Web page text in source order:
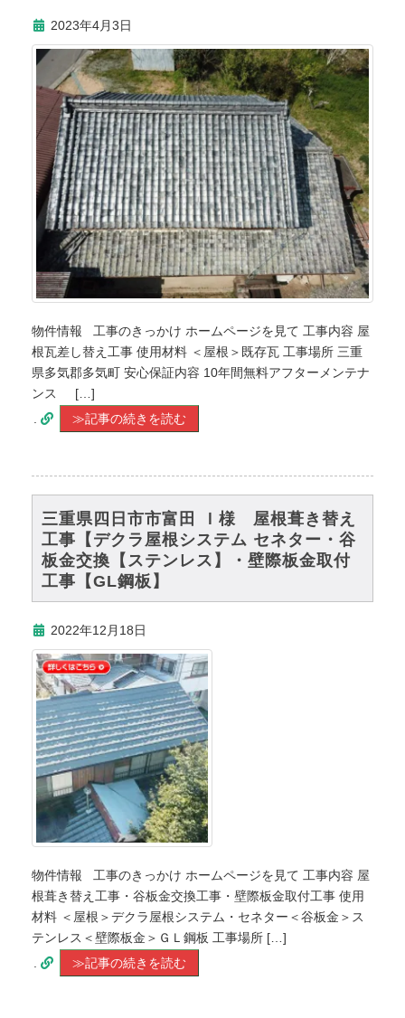
2023年4月3日
物件情報 工事のきっかけ ホームページを見て 工事内容 屋
根瓦差し替え工事 使用材料 ＜屋根＞既存瓦 工事場所 三重
県多気郡多気町 安心保証内容 10年間無料アフターメンテナ
ンス […]
≫記事の続きを読む
三重県四日市市富田 Ｉ様 屋根葺き替え
工事【デクラ屋根システム セネター・谷
板金交換【ステンレス】・壁際板金取付
工事【GL鋼板】
2022年12月18日
物件情報 工事のきっかけ ホームページを見て 工事内容 屋
根葺き替え工事・谷板金交換工事・壁際板金取付工事 使用
材料 ＜屋根＞デクラ屋根システム・セネター＜谷板金＞ス
テンレス＜壁際板金＞ＧＬ鋼板 工事場所 […]
≫記事の続きを読む